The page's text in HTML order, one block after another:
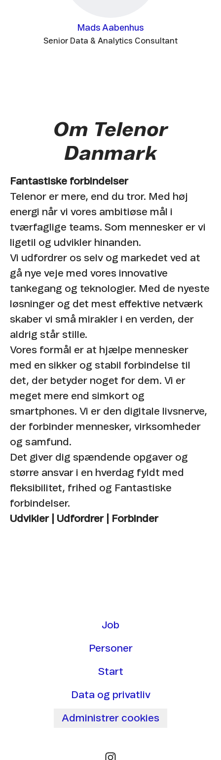
Mads Aabenhus
Senior Data & Analytics Consultant
Om Telenor
Danmark
Fantastiske forbindelser
Telenor er mere, end du tror. Med høj
energi når vi vores ambitiøse mål i
tværfaglige teams. Som mennesker er vi
ligetil og udvikler hinanden.​
Vi udfordrer os selv og markedet ved at
gå nye veje med vores innovative
tankegang og teknologier. Med de nyeste
løsninger og det mest effektive netværk
skaber vi små mirakler i en verden, der
aldrig står stille. ​
Vores formål er at hjælpe mennesker
med en sikker og stabil forbindelse til
det, der betyder noget for dem. Vi er
meget mere end simkort og
smartphones. Vi er den digitale livsnerve,
der forbinder mennesker, virksomheder
og samfund. ​
Det giver dig spændende opgaver og
større ansvar i en hverdag fyldt med
fleksibilitet, frihed og Fantastiske
forbindelser.
Udvikler | Udfordrer | Forbinder
Job
Personer
Start
Data og privatliv
Administrer cookies